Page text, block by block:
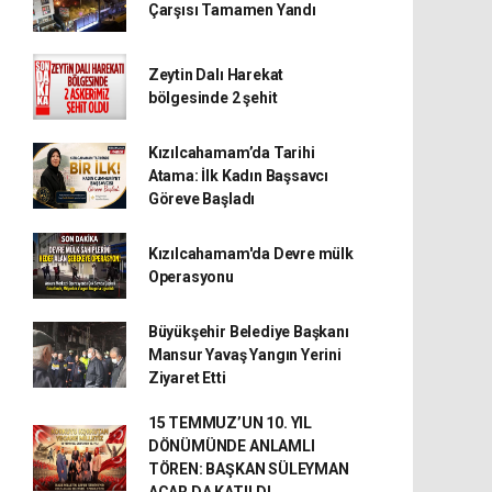
Çarşısı Tamamen Yandı
Zeytin Dalı Harekat
bölgesinde 2 şehit
Kızılcahamam’da Tarihi
Atama: İlk Kadın Başsavcı
Göreve Başladı
Kızılcahamam'da Devre mülk
Operasyonu
Büyükşehir Belediye Başkanı
Mansur Yavaş Yangın Yerini
Ziyaret Etti
15 TEMMUZ’UN 10. YIL
DÖNÜMÜNDE ANLAMLI
TÖREN: BAŞKAN SÜLEYMAN